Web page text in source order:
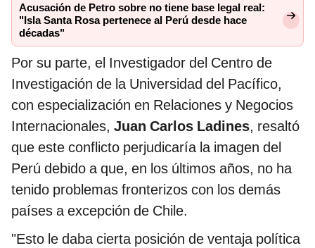
Acusación de Petro sobre no tiene base legal real:
"Isla Santa Rosa pertenece al Perú desde hace
décadas"
Por su parte, el Investigador del Centro de
Investigación de la Universidad del Pacífico,
con especialización en Relaciones y Negocios
Internacionales, Juan Carlos Ladines, resaltó
que este conflicto perjudicaría la imagen del
Perú debido a que, en los últimos años, no ha
tenido problemas fronterizos con los demás
países a excepción de Chile.
"Esto le daba cierta posición de ventaja política